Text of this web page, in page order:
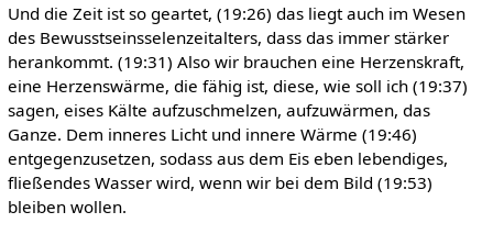
Und die Zeit ist so geartet, (19:26) das liegt auch im Wesen
des Bewusstseinsselenzeitalters, dass das immer stärker
herankommt. (19:31) Also wir brauchen eine Herzenskraft,
eine Herzenswärme, die fähig ist, diese, wie soll ich (19:37)
sagen, eises Kälte aufzuschmelzen, aufzuwärmen, das
Ganze. Dem inneres Licht und innere Wärme (19:46)
entgegenzusetzen, sodass aus dem Eis eben lebendiges,
fließendes Wasser wird, wenn wir bei dem Bild (19:53)
bleiben wollen.